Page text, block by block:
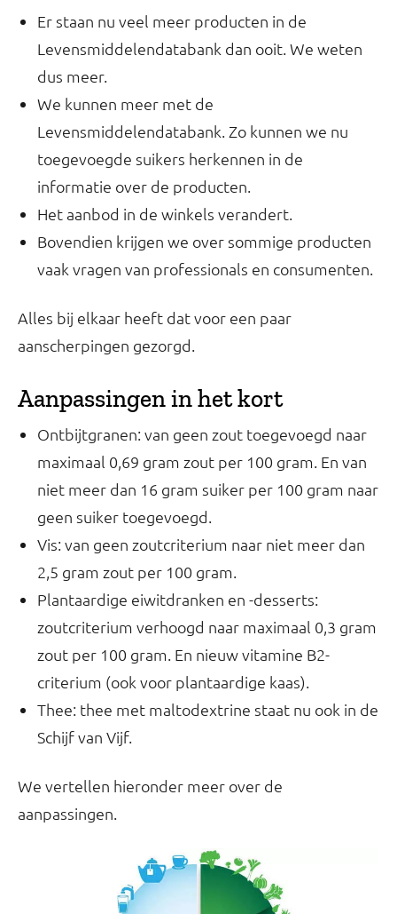
Er staan nu veel meer producten in de
Levensmiddelendatabank dan ooit. We weten
dus meer.
We kunnen meer met de
Levensmiddelendatabank. Zo kunnen we nu
toegevoegde suikers herkennen in de
informatie over de producten.
Het aanbod in de winkels verandert.
Bovendien krijgen we over sommige producten
vaak vragen van professionals en consumenten.
Alles bij elkaar heeft dat voor een paar
aanscherpingen gezorgd.
Aanpassingen in het kort
Ontbijtgranen: van geen zout toegevoegd naar
maximaal 0,69 gram zout per 100 gram. En van
niet meer dan 16 gram suiker per 100 gram naar
geen suiker toegevoegd.
Vis: van geen zoutcriterium naar niet meer dan
2,5 gram zout per 100 gram.
Plantaardige eiwitdranken en -desserts:
zoutcriterium verhoogd naar maximaal 0,3 gram
zout per 100 gram. En nieuw vitamine B2-
criterium (ook voor plantaardige kaas).
Thee: thee met maltodextrine staat nu ook in de
Schijf van Vijf.
We vertellen hieronder meer over de
aanpassingen.